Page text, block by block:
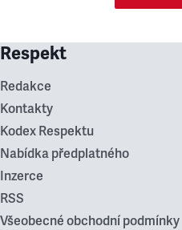
Respekt
Redakce
Kontakty
Kodex Respektu
Nabídka předplatného
Inzerce
RSS
Všeobecné obchodní podmínky